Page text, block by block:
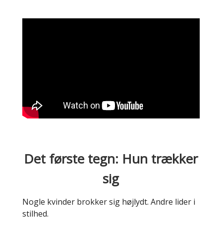
Det første tegn: Hun trækker
sig
Nogle kvinder brokker sig højlydt. Andre lider i
stilhed.